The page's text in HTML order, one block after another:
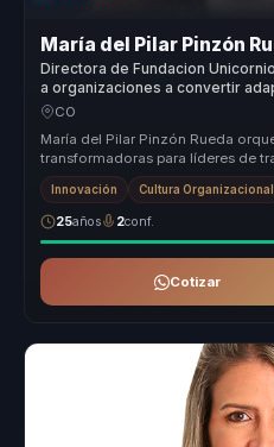
María del Pilar Pinzón
Directora de Fundacion
a organizaciones a convertir
innovacion, ejecucion y cultura
CO
María del Pilar Pinzón Rueda
transformadoras para líderes de
innovación organizaciona...
Innovación Cultura Organizacional
25años 2conf.
Cotizar